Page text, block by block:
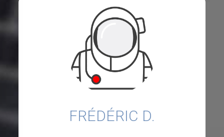
FRÉDÉRIC D.